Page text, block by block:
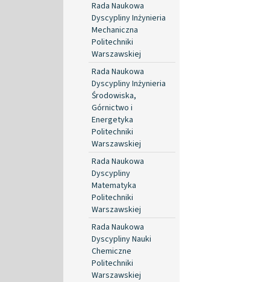
Rada Naukowa
Dyscypliny Inżynieria
Mechaniczna
Politechniki
Warszawskiej
Rada Naukowa
Dyscypliny Inżynieria
Środowiska,
Górnictwo i
Energetyka
Politechniki
Warszawskiej
Rada Naukowa
Dyscypliny
Matematyka
Politechniki
Warszawskiej
Rada Naukowa
Dyscypliny Nauki
Chemiczne
Politechniki
Warszawskiej